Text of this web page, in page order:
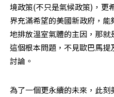
境政策(不只是氣候政策)，更
界充滿希望的美國新政府，
地排放溫室氣體的主因，那就
這個根本問題，不見歐巴馬
討論。
為了一個更永續的未來，此